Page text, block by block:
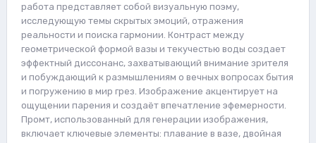
работа представляет собой визуальную поэму,
исследующую темы скрытых эмоций, отражения
реальности и поиска гармонии. Контраст между
геометрической формой вазы и текучестью воды создает
эффектный диссонанс, захватывающий внимание зрителя
и побуждающий к размышлениям о вечных вопросах бытия
и погружению в мир грез. Изображение акцентирует на
ощущении парения и создаёт впечатление эфемерности.
Промт, использованный для генерации изображения,
включает ключевые элементы: плавание в вазе, двойная